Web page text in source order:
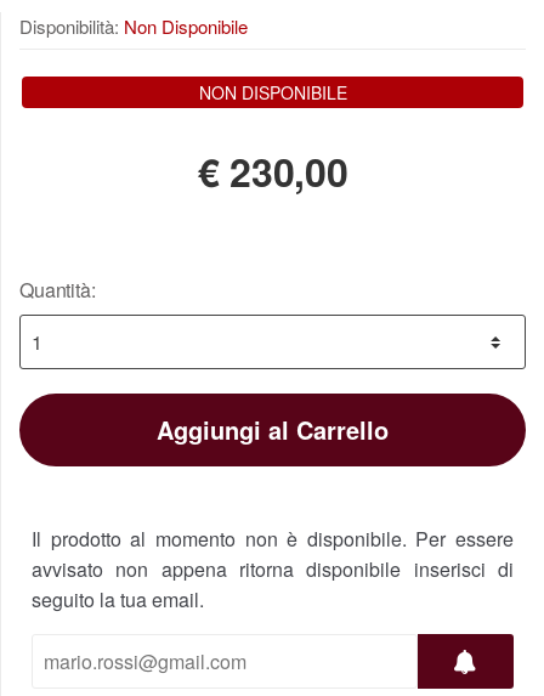
Disponibilità: Non Disponibile
NON DISPONIBILE
€230,00
Quantità:
Aggiungi al Carrello
Il prodotto al momento non è disponibile. Per essere
avvisato non appena ritorna disponibile inserisci di
seguito la tua email.